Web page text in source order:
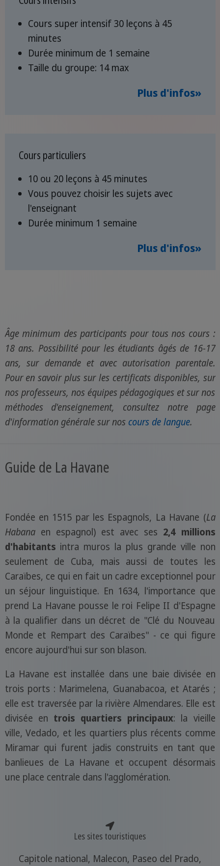
Cours super intensif 30 leçons à 45
minutes
Durée minimum de 1 semaine
Taille du groupe: 14 max
Plus d'infos»
Cours particuliers
10 ou 20 leçons à 45 minutes
Vous pouvez choisir les sujets avec
l'enseignant
Durée minimum 1 semaine
Plus d'infos»
Âge minimum des participants pour tous nos cours :
18 ans. Possibilité pour les étudiants âgés de 16-17
ans, sur demande et avec autorisation parentale.
Pour en savoir plus sur les certificats disponibles, sur
nos professeurs, nos équipes pédagogiques et sur nos
méthodes d'enseignement, consultez notre page
d'information générale sur nos cours de langue.
Guide de La Havane
Fondée en 1515 par les Espagnols, La Havane (La
Habanaen espagnol) est avec ses 2,4 millions
d'habitants intra muros la plus grande ville non
seulement de Cuba, mais aussi de toutes les
Caraïbes, ce qui en fait un cadre exceptionnel pour
un séjour linguistique. En 1634, l'importance que
prend La Havane pousse le roi Felipe II d'Espagne
à la qualifier dans un décret de "Clé du Nouveau
Monde et Rempart des Caraïbes" - ce qui figure
encore aujourd'hui sur son blason.
La Havane est installée dans une baie divisée en
trois ports : Marimelena, Guanabacoa, et Atarés ;
elle est traversée par la rivière Almendares. Elle est
divisée en trois quartiers principaux: la vieille
ville, Vedado, et les quartiers plus récents comme
Miramar qui furent jadis construits en tant que
banlieues de La Havane et occupent désormais
une place centrale dans l'agglomération.
Les sites touristiques
Capitole national, Malecon, Paseo del Prado,